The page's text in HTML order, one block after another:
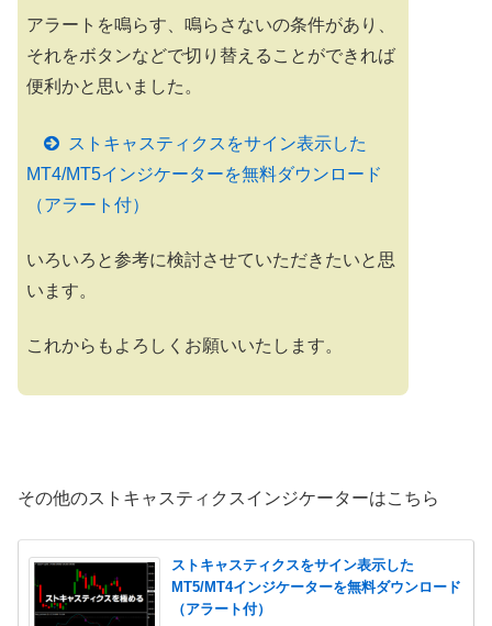
アラートを鳴らす、鳴らさないの条件があり、
それをボタンなどで切り替えることができれば
便利かと思いました。
ストキャスティクスをサイン表示した
MT4/MT5インジケーターを無料ダウンロード
（アラート付）
いろいろと参考に検討させていただきたいと思
います。
これからもよろしくお願いいたします。
その他のストキャスティクスインジケーターはこちら
ストキャスティクスをサイン表示した
MT5/MT4インジケーターを無料ダウンロード
（アラート付）